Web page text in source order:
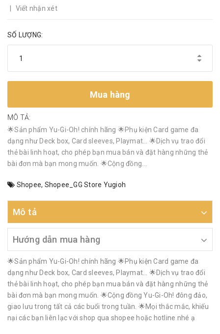
Viết nhận xét
SỐ LƯỢNG:
Mua hàng
MÔ TẢ:
🌟Sản phẩm Yu-Gi-Oh! chính hãng 🌟Phụ kiện Card game đa
dạng như Deck box, Card sleeves, Playmat… 🌟Dịch vụ trao đổi
thẻ bài linh hoạt, cho phép bạn mua bán và đặt hàng những thẻ
bài đơn mà bạn mong muốn. 🌟Cộng đồng...
Shopee, Shopee_GG Store Yugioh
Mô tả
Hướng dẫn mua hàng
🌟Sản phẩm Yu-Gi-Oh! chính hãng 🌟Phụ kiện Card game đa
dạng như Deck box, Card sleeves, Playmat… 🌟Dịch vụ trao đổi
thẻ bài linh hoạt, cho phép bạn mua bán và đặt hàng những thẻ
bài đơn mà bạn mong muốn. 🌟Cộng đồng Yu-Gi-Oh! đông đảo,
giao lưu trong tất cả các buổi trong tuần. 🌟Mọi thắc mắc, khiếu
nại các bạn liên lạc với shop qua shopee hoặc hotline nhé ạ